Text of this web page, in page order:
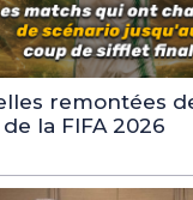
remontées
la FIFA 2026